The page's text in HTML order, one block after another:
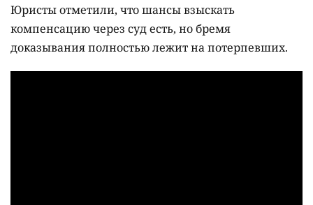
Юристы отметили, что шансы взыскать
компенсацию через суд есть, но бремя
доказывания полностью лежит на потерпевших.